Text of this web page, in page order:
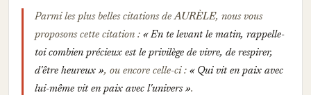
Parmi les plus belles citations deAURÈLE, nous vous
proposons cette citation :
En te levant le matin, rappelle-
toi combien précieux est le privilège de vivre, de respirer,
d'être heureux
, ou encore celle-ci :
Qui vit en paix avec
lui-même vit en paix avec l'univers
.